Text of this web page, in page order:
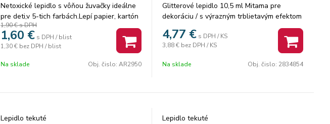
Netoxické lepidlo s vôňou žuvačky ideálne
pre deti,v 5-tich farbách.Lepí papier, kartón
a ľahké textílie.Vhodné pre dekoratívne a
kreatívne lepenie. Ľahko vyprateľné a
bezpečné pre deti.
1,90 €s DPH
1,60 € s DPH / blist
1,30 € bez DPH / blist
Na sklade Obj. čislo: AR2950
Glitterové lepidlo 10,5 ml Mitama pre
dekoráciu / s výrazným trblietavým efektom
/ použiteľné na papier a textil / vyprateľné /
bez rozpúšťadiel / netoxické / 6 ks . Počet
ks v balení: 12
4,77 € s DPH / KS
3,88 € bez DPH / KS
Na sklade Obj. čislo: 2834854
Lepidlo tekuté Lepidlo tekuté